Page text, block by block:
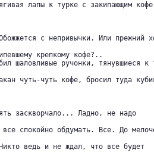
лапы к турке с закипающим
с непривычки. Или прежний
крепкому кофе?..
шаловливые ручонки, тянувшиеся к
чуть-чуть кофе, бросил туда
заскворчало... Ладно, не надо
спокойно обдумать. Все. До
ведь и не ждал, что все будет